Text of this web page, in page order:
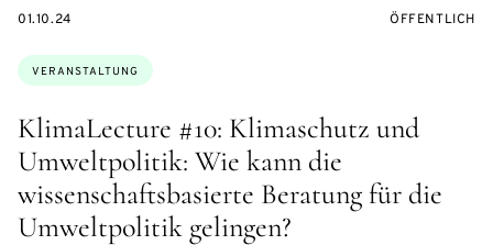
KlimaLecture #10: Klimaschutz und
Umweltpolitik: Wie kann die
wissenschaftsbasierte Beratung für die
Umweltpolitik gelingen?
Themen:
VERANSTALTUNG
EVENTBEGINSON
01.10.24 ÖFFENTLICH